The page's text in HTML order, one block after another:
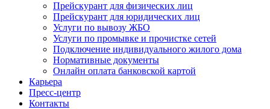
Прейскурант для физических лиц
Прейскурант для юридических лиц
Услуги по вывозу ЖБО
Услуги по промывке и прочистке сетей
Подключение индивидуального жилого дома
Нормативные документы
Онлайн оплата банковской картой
Карьера
Пресс-центр
Контакты